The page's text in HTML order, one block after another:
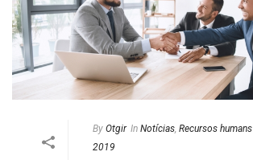
By Otgir In Notícias Recursos humans
2019